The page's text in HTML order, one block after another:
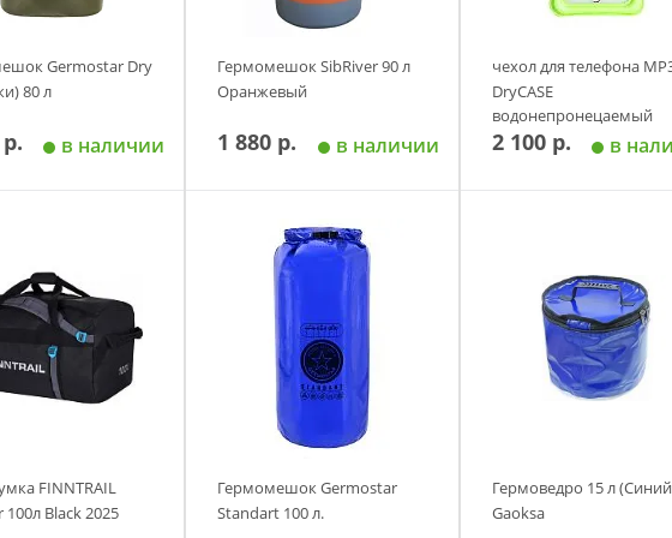
Germostar Dry
80 л
в наличии
Гермомешок SibRiver 90 л
Оранжевый
1 880 р. в наличии
Добавить в корзину
чехол для телефона
DryCASE
водонепронецаемый
2 100 р. в
FINNTRAIL
100л Black 2025
Гермомешок Germostar
Standart 100 л.
Гермоведро 15 л
Gaoksa